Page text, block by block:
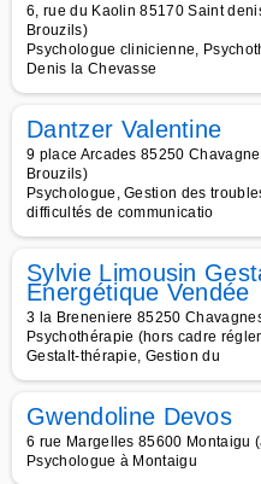
6, rue du Kaolin 85170 Saint
Brouzils)
Psychologue clinicienne,
Denis la Chevasse
Dantzer Valentine
9 place Arcades 85250
Brouzils)
Psychologue, Gestion des
difficultés de communicatio
Sylvie Limousin
Energétique Vendée
3 la Breneniere 85250
Psychothérapie (hors cadre
Gestalt-thérapie, Gestion du
Gwendoline Devos
6 rue Margelles 85600 Montaigu
Psychologue à Montaigu